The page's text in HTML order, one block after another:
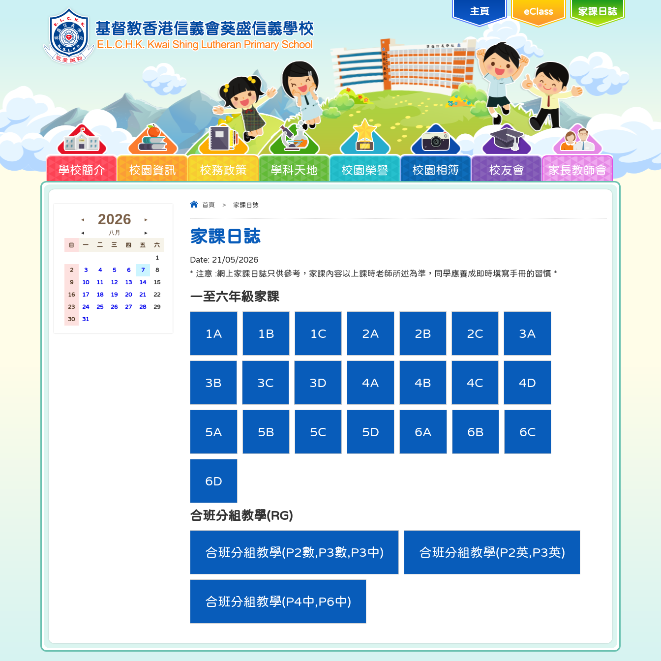
主頁 eClass 家課日誌
學校簡介 校園資訊 校務政策 學科天地 校園榮譽 校園相簿 校友會 家長教師會
首頁 > 家課日誌
家課日誌
Date: 21/05/2026
* 注意 :網上家課日誌只供參考，家課內容以上課時老師所述為準，同學應養成即時填寫手冊的習慣 *
一至六年級家課
1A 1B 1C 2A 2B 2C 3A
3B 3C 3D 4A 4B 4C 4D
5A 5B 5C 5D 6A 6B 6C
6D
合班分組教學(RG)
合班分組教學(P2數,P3數,P3中) 合班分組教學(P2英,P3英)
合班分組教學(P4中,P6中)
◄ 2026 ►
◄ 八月 ►
日 一 二 三 四 五 六
1
2 3 4 5 6 7 8
9 10 11 12 13 14 15
16 17 18 19 20 21 22
23 24 25 26 27 28 29
30 31